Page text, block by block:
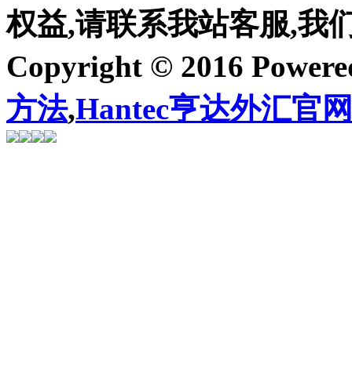
权益,请联系我站客服,我
Copyright © 2016
方法,Hantec亨达外汇官网